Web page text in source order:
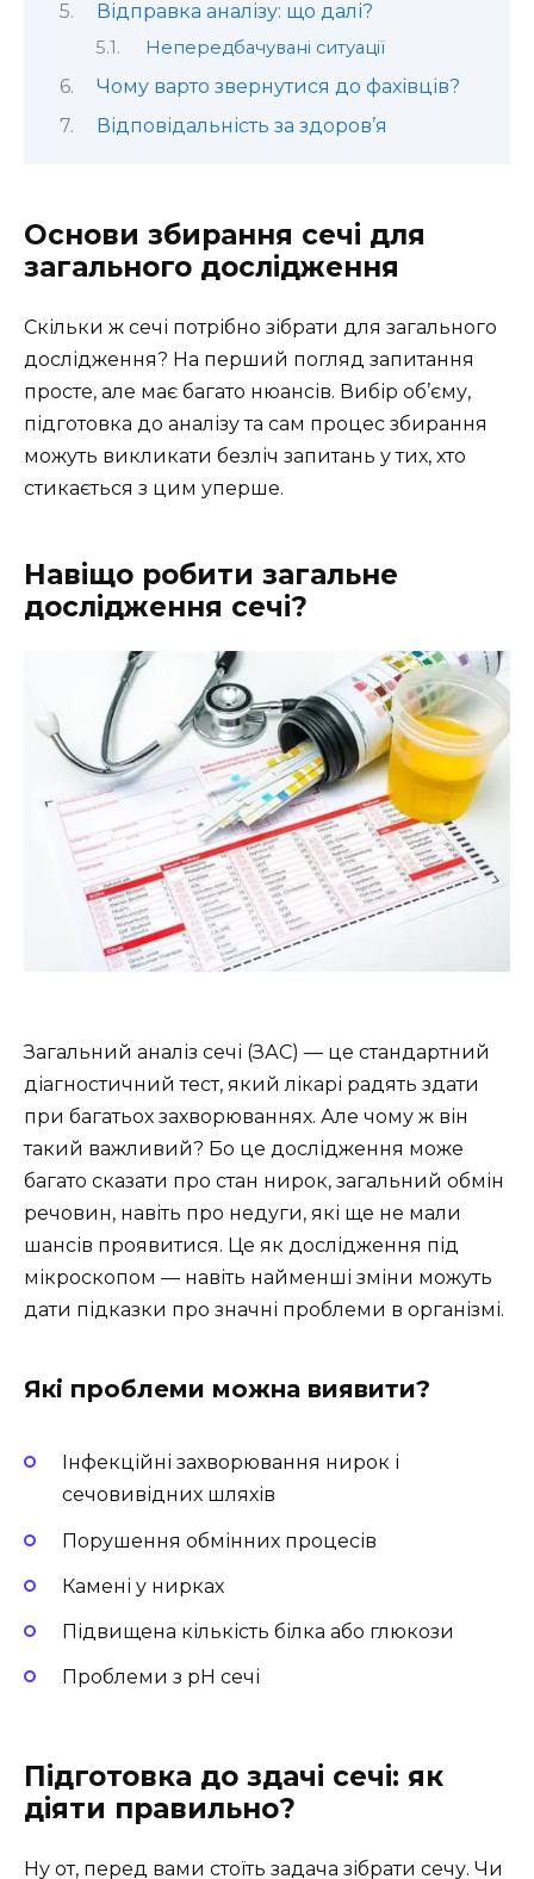
Відправка аналізу: що далі?
Непередбачувані ситуації
Чому варто звернутися до фахівців?
Відповідальність за здоров’я
Основи збирання сечі для
загального дослідження
Скільки ж сечі потрібно зібрати для загального
дослідження? На перший погляд запитання
просте, але має багато нюансів. Вибір об’єму,
підготовка до аналізу та сам процес збирання
можуть викликати безліч запитань у тих, хто
стикається з цим уперше.
Навіщо робити загальне
дослідження сечі?
Загальний аналіз сечі (ЗАС) — це стандартний
діагностичний тест, який лікарі радять здати
при багатьох захворюваннях. Але чому ж він
такий важливий? Бо це дослідження може
багато сказати про стан нирок, загальний обмін
речовин, навіть про недуги, які ще не мали
шансів проявитися. Це як дослідження під
мікроскопом — навіть найменші зміни можуть
дати підказки про значні проблеми в організмі.
Які проблеми можна виявити?
Інфекційні захворювання нирок і
сечовивідних шляхів
Порушення обмінних процесів
Камені у нирках
Підвищена кількість білка або глюкози
Проблеми з рН сечі
Підготовка до здачі сечі: як
діяти правильно?
Ну от, перед вами стоїть задача зібрати сечу. Чи